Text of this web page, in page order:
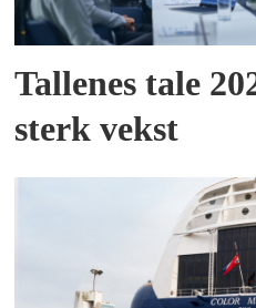
Tallenes tale
sterk vekst